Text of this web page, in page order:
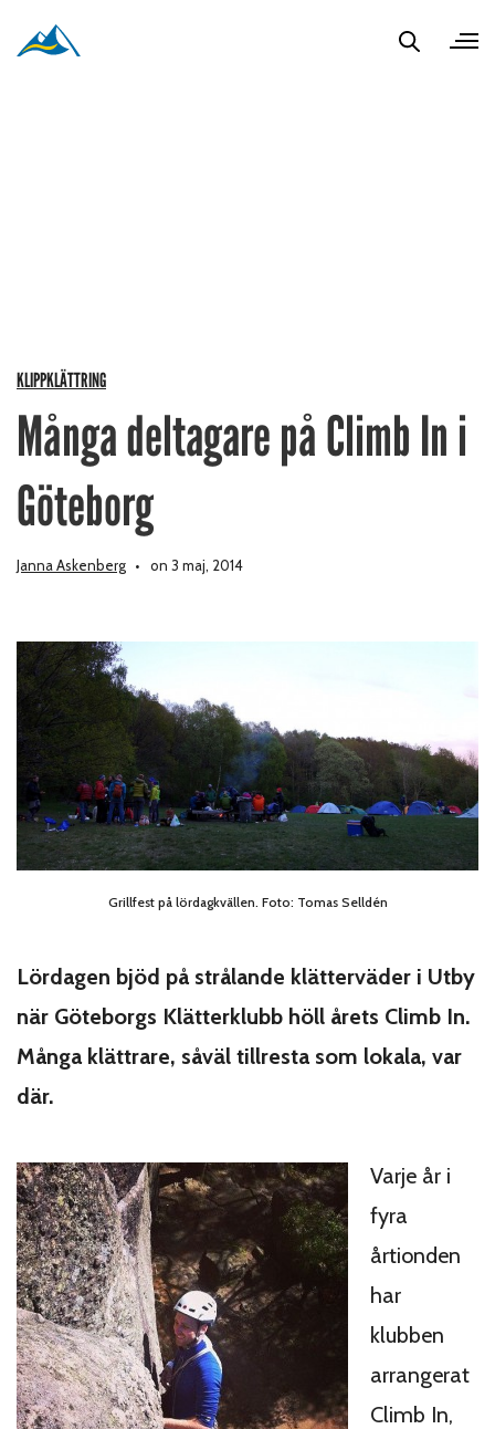
KLIPPKLÄTTRING
Många deltagare på Climb In i
Göteborg
Janna Askenberg on 3 maj, 2014
Grillfest på lördagkvällen. Foto: Tomas Selldén
Lördagen bjöd på strålande klätterväder i Utby
när Göteborgs Klätterklubb höll årets Climb In.
Många klättrare, såväl tillresta som lokala, var
där.
Varje år i
fyra
årtionden
har
klubben
arrangerat
Climb In,